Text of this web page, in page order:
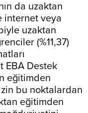
da uzaktan
internet veya
uzaktan
(%11,37)
EBA Destek
eğitimden
bu noktalardan
eğitimden